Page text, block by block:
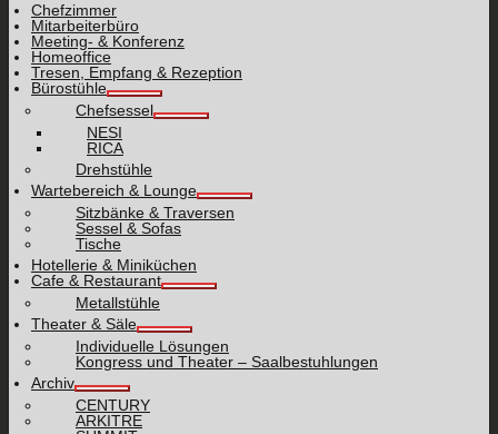
Chefzimmer
Mitarbeiterbüro
Meeting- & Konferenz
Homeoffice
Tresen, Empfang & Rezeption
Bürostühle
Chefsessel
NESI
RICA
Drehstühle
Wartebereich & Lounge
Sitzbänke & Traversen
Sessel & Sofas
Tische
Hotellerie & Miniküchen
Cafe & Restaurant
Metallstühle
Theater & Säle
Individuelle Lösungen
Kongress und Theater – Saalbestuhlungen
Archiv
CENTURY
ARKITRE